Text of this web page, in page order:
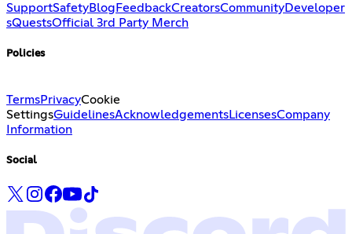
SupportSafetyBlog FeedbackCreatorsCommunityDeveloper
sQuestsOfficial 3rd Party Merch
Policies
TermsPrivacyCookie
SettingsGuidelinesAcknowledgementsLicensesCompany
Information
Social